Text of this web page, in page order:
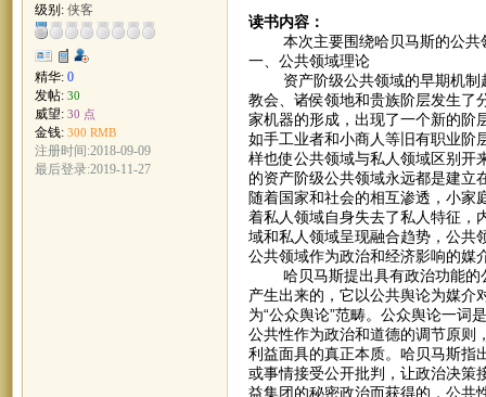
级别: 侠客
精华: 0
发帖: 30
威望: 30 点
金钱: 300 RMB
注册时间:2018-09-09
最后登录:2019-11-27
读书内容：
本次主要围绕哈贝马斯的公共
一、公共领域理论
资产阶级公共领域的早期机制起
教会、诸侯领地和贵族阶层发生了
家机器的形成，出现了一个新的阶
如手工业者和小商人等旧有职业阶
样也使公共领域与私人领域区别开
的资产阶级公共领域永远都是建立
随着国家和社会的相互渗透，小家
着私人领域自身失去了私人特征，
域和私人领域呈现融合趋势，公共
公共领域作为政治和经济影响的媒
哈贝马斯提出具有政治功能的公
产生出来的，它以公共舆论为媒介
为“公众舆论”范畴。公众舆论一词
公共性作为政治和道德的调节原则
利益面具的真正本质。哈贝马斯指
或事情接受公开批判，让政治决策
益集团的秘密政治而获得的，公共